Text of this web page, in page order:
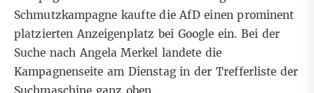
Schmutzkampagne kaufte die AfD einen prominent
platzierten Anzeigenplatz bei Google ein. Bei der
Suche nach Angela Merkel landete die
Kampagnenseite am Dienstag in der Trefferliste der